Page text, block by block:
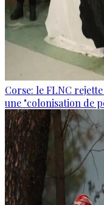
Corse: le FLNC
une "colonisation de